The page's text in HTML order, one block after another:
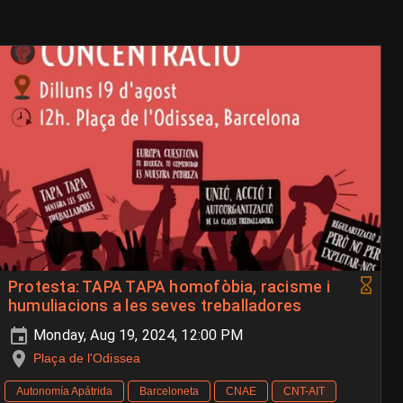
Protesta: TAPA TAPA homofòbia, racisme i
humuliacions a les seves treballadores
Monday, Aug 19, 2024, 12:00 PM
Plaça de l'Odissea
Autonomía Apátrida Barceloneta CNAE CNT-AIT